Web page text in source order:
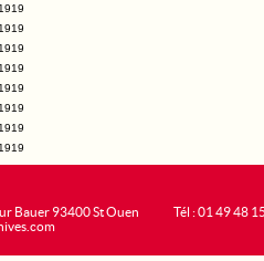
Bauer 93400 St Ouen
Tél : 01 49 48